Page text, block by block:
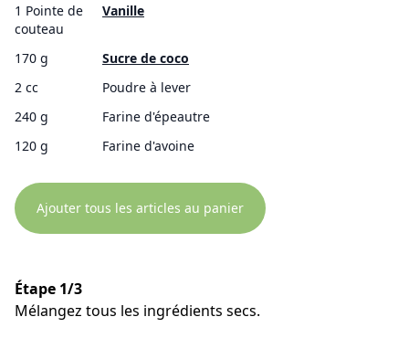
1 Pointe de
couteau
Vanille
170 g
Sucre de coco
2 cc
Poudre à lever
240 g
Farine d'épeautre
120 g
Farine d'avoine
Ajouter tous les articles au panier
Étape 1/3
Mélangez tous les ingrédients secs.